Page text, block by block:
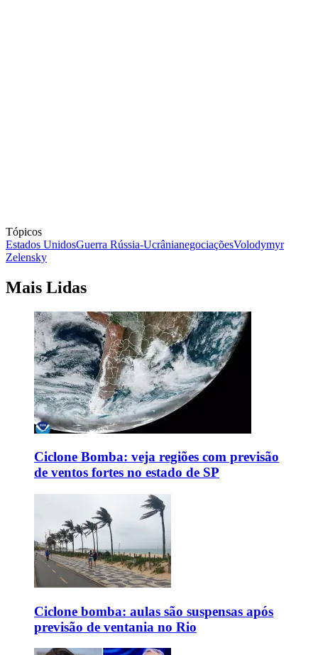
Tópicos
Estados UnidosGuerra Rússia-UcrânianegociaçõesVolodymyr
Zelensky
Mais Lidas
Ciclone Bomba: veja regiões com previsão
de ventos fortes no estado de SP
Ciclone bomba: aulas são suspensas após
previsão de ventania no Rio